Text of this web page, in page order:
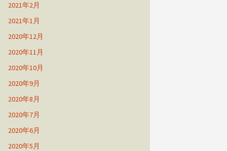
2021年2月
2021年1月
2020年12月
2020年11月
2020年10月
2020年9月
2020年8月
2020年7月
2020年6月
2020年5月